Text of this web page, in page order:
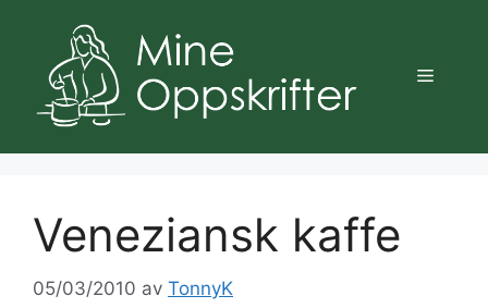
innhold
Meny
Veneziansk kaffe
05/03/2010 av TonnyK